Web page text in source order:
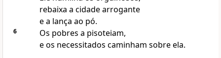
rebaixa a cidade arrogante
e a lança ao pó.
6
Os pobres a pisoteiam,
e os necessitados caminham sobre ela.